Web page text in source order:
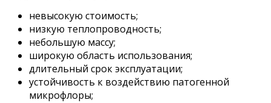
невысокую стоимость;
низкую теплопроводность;
небольшую массу;
широкую область использования;
длительный срок эксплуатации;
устойчивость к воздействию патогенной
микрофлоры;